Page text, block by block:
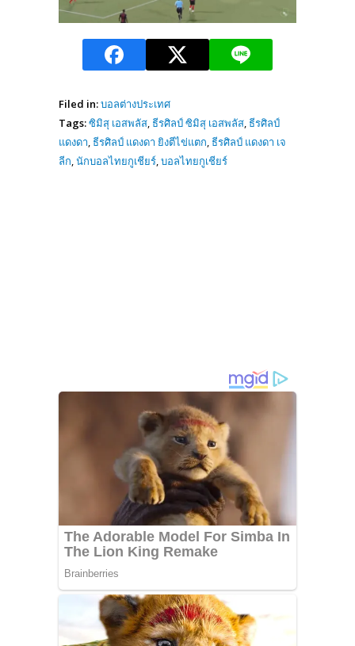
Filed in:บอลต่างประเทศ
Tags:ซิมิสุ เอสพลัส, ธีรศิลป์ ซิมิสุ เอสพลัส, ธีรศิลป์
แดงดา, ธีรศิลป์ แดงดา ยิงตีไข่แตก, ธีรศิลป์ แดงดา เจ
ลีก,นักบอลไทยกูเชียร์,บอลไทยกูเชียร์